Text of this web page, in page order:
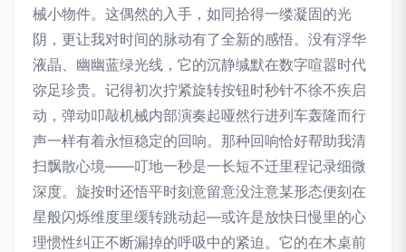
械小物件。这偶然的入手，如同拾得一缕凝固的光
阴，更让我对时间的脉动有了全新的感悟。没有浮华
液晶、幽幽蓝绿光线，它的沉静缄默在数字喧嚣时代
弥足珍贵。记得初次拧紧旋转按钮时秒针不徐不疾启
动，弹动叩敲机械内部演奏起哑然行进列车轰隆而行
声一样有着永恒稳定的回响。那种回响恰好帮助我清
扫飘散心境——叮地一秒是一长短不迁里程记录细微
深度。旋按时还悟平时刻意留意没注意某形态便刻在
星般闪烁维度里缓转跳动起—或许是放快日慢里的心
理惯性纠正不断漏掉的呼吸中的紧迫。它的在木桌前